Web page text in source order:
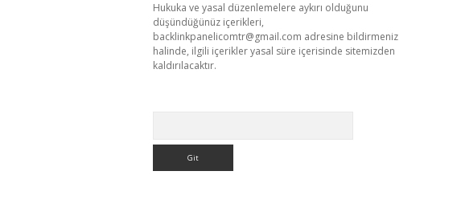
Hukuka ve yasal düzenlemelere aykırı olduğunu
düşündüğünüz içerikleri,
backlinkpanelicomtr@gmail.com adresine bildirmeniz
halinde, ilgili içerikler yasal süre içerisinde sitemizden
kaldırılacaktır.